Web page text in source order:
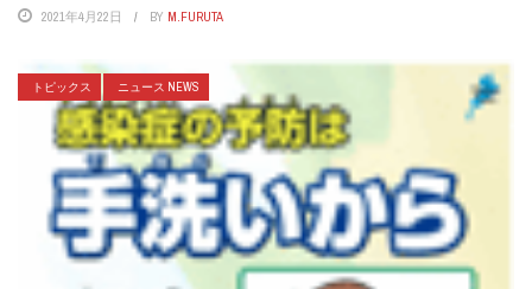
2021年4月22日 BY M.FURUTA
トピックス ニュース NEWS